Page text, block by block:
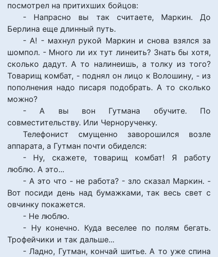
посмотрел на притихших бойцов:
- Напрасно вы так считаете, Маркин. До
Берлина еще длинный путь.
- А! - махнул рукой Маркин и снова взялся за
шомпол. - Много ли их тут линеить? Знать бы хотя,
сколько дадут. А то налинеишь, а толку из того?
Товарищ комбат, - поднял он лицо к Волошину, - из
пополнения надо писаря подобрать. А то сколько
можно?
- А вы вон Гутмана обучите. По
совместительству. Или Чернорученку.
Телефонист смущенно заворошился возле
аппарата, а Гутман почти обиделся:
- Ну, скажете, товарищ комбат! Я работу
люблю. А это...
- А это что - не работа? - зло сказал Маркин. -
Вот посиди день над бумажками, так весь свет с
овчинку покажется.
- Не люблю.
- Ну конечно. Куда веселее по полям бегать.
Трофейчики и так дальше...
- Ладно, Гутман, кончай шитье. А то уже спина